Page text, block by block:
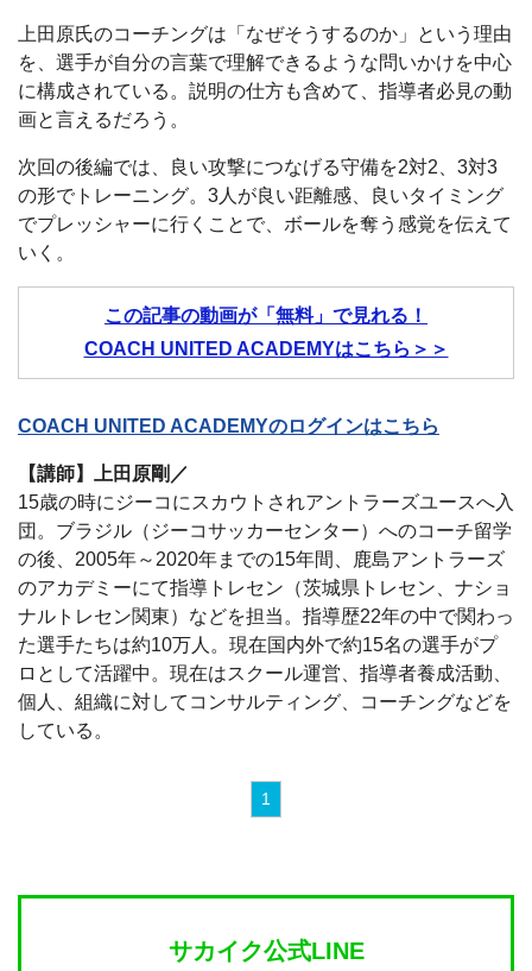
上田原氏のコーチングは「なぜそうするのか」という理由
を、選手が自分の言葉で理解できるような問いかけを中心
に構成されている。説明の仕方も含めて、指導者必見の動
画と言えるだろう。
次回の後編では、良い攻撃につなげる守備を2対2、3対3
の形でトレーニング。3人が良い距離感、良いタイミング
でプレッシャーに行くことで、ボールを奪う感覚を伝えて
いく。
この記事の動画が「無料」で見れる！
COACH UNITED ACADEMYはこちら＞＞
COACH UNITED ACADEMYのログインはこちら
【講師】上田原剛／
15歳の時にジーコにスカウトされアントラーズユースへ入
団。ブラジル（ジーコサッカーセンター）へのコーチ留学
の後、2005年～2020年までの15年間、鹿島アントラーズ
のアカデミーにて指導トレセン（茨城県トレセン、ナショ
ナルトレセン関東）などを担当。指導歴22年の中で関わっ
た選手たちは約10万人。現在国内外で約15名の選手がプ
ロとして活躍中。現在はスクール運営、指導者養成活動、
個人、組織に対してコンサルティング、コーチングなどを
している。
1
サカイク公式LINE